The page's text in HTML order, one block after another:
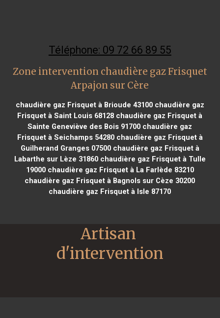
Téléphone: 09 72 66 89 55
Zone intervention chaudière gaz Frisquet
Arpajon sur Cère
chaudière gaz Frisquet à Brioude 43100chaudière gaz
Frisquet à Saint Louis 68128 chaudière gaz Frisquet à
Sainte Geneviève des Bois 91700 chaudière gaz
Frisquet à Seichamps 54280chaudière gaz Frisquet à
Guilherand Granges 07500chaudière gaz Frisquet à
Labarthe sur Lèze 31860chaudière gaz Frisquet à Tulle
19000chaudière gaz Frisquet à La Farlède 83210
chaudière gaz Frisquet à Bagnols sur Cèze 30200
chaudière gaz Frisquet à Isle 87170
Artisan
d'intervention